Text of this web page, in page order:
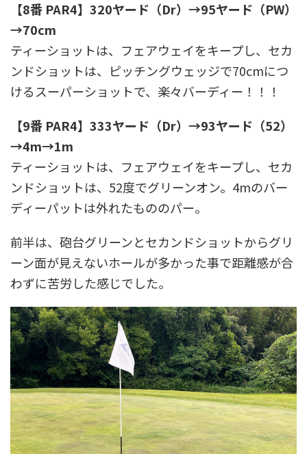
【8番 PAR4】320ヤード（Dr）→95ヤード（PW）
→70cm
ティーショットは、フェアウェイをキープし、セカ
ンドショットは、ピッチングウェッジで70cmにつ
けるスーパーショットで、楽々バーディー！！！
【9番 PAR4】333ヤード（Dr）→93ヤード（52）
→4m→1m
ティーショットは、フェアウェイをキープし、セカ
ンドショットは、52度でグリーンオン。4mのバー
ディーパットは外れたもののパー。
前半は、砲台グリーンとセカンドショットからグリ
ーン面が見えないホールが多かった事で距離感が合
わずに苦労した感じでした。